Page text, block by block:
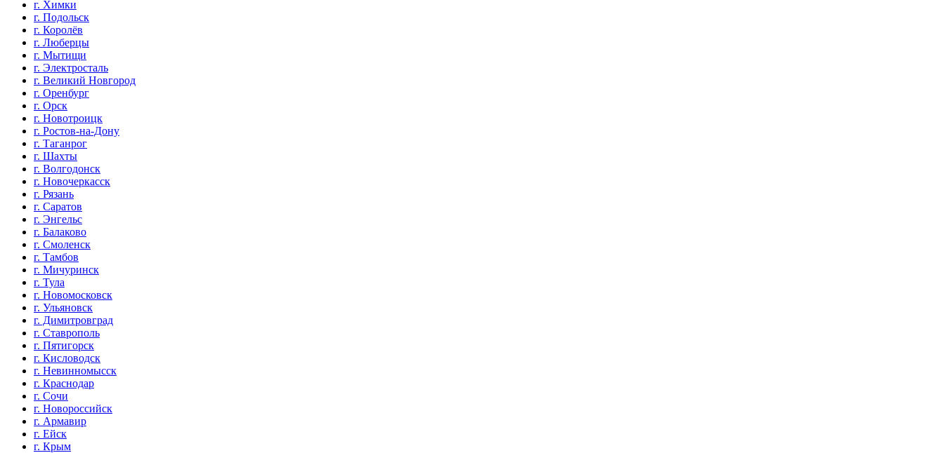
г. Химки
г. Подольск
г. Королёв
г. Люберцы
г. Мытищи
г. Электросталь
г. Великий Новгород
г. Оренбург
г. Орск
г. Новотроицк
г. Ростов-на-Дону
г. Таганрог
г. Шахты
г. Волгодонск
г. Новочеркасск
г. Рязань
г. Саратов
г. Энгельс
г. Балаково
г. Смоленск
г. Тамбов
г. Мичуринск
г. Тула
г. Новомосковск
г. Ульяновск
г. Димитровград
г. Ставрополь
г. Пятигорск
г. Кисловодск
г. Невинномысск
г. Краснодар
г. Сочи
г. Новороссийск
г. Армавир
г. Ейск
г. Крым